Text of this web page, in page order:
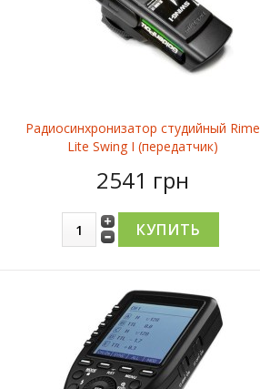
Радиосинхронизатор студийный Rime
Lite Swing I (передатчик)
2541 грн